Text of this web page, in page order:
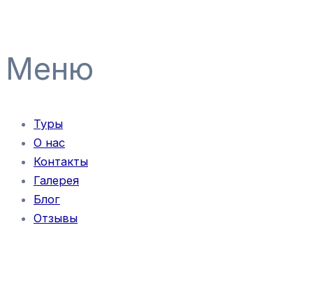
Меню
Туры
О нас
Контакты
Галерея
Блог
Отзывы